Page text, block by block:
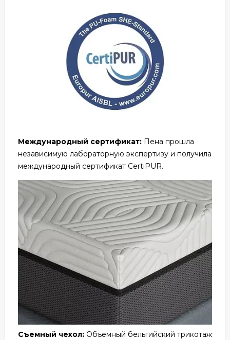
Международный сертификат: Пена прошла
независимую лабораторную экспертизу и получила
международный сертификат CertiPUR.
Съемный чехол: Объемный бельгийский трикотаж